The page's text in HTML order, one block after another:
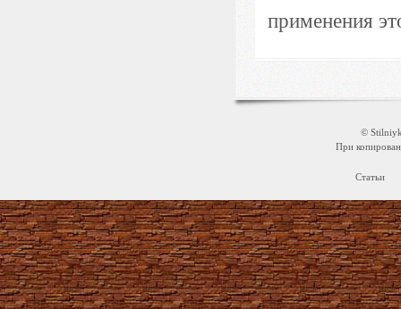
применения
©
При
Статьи